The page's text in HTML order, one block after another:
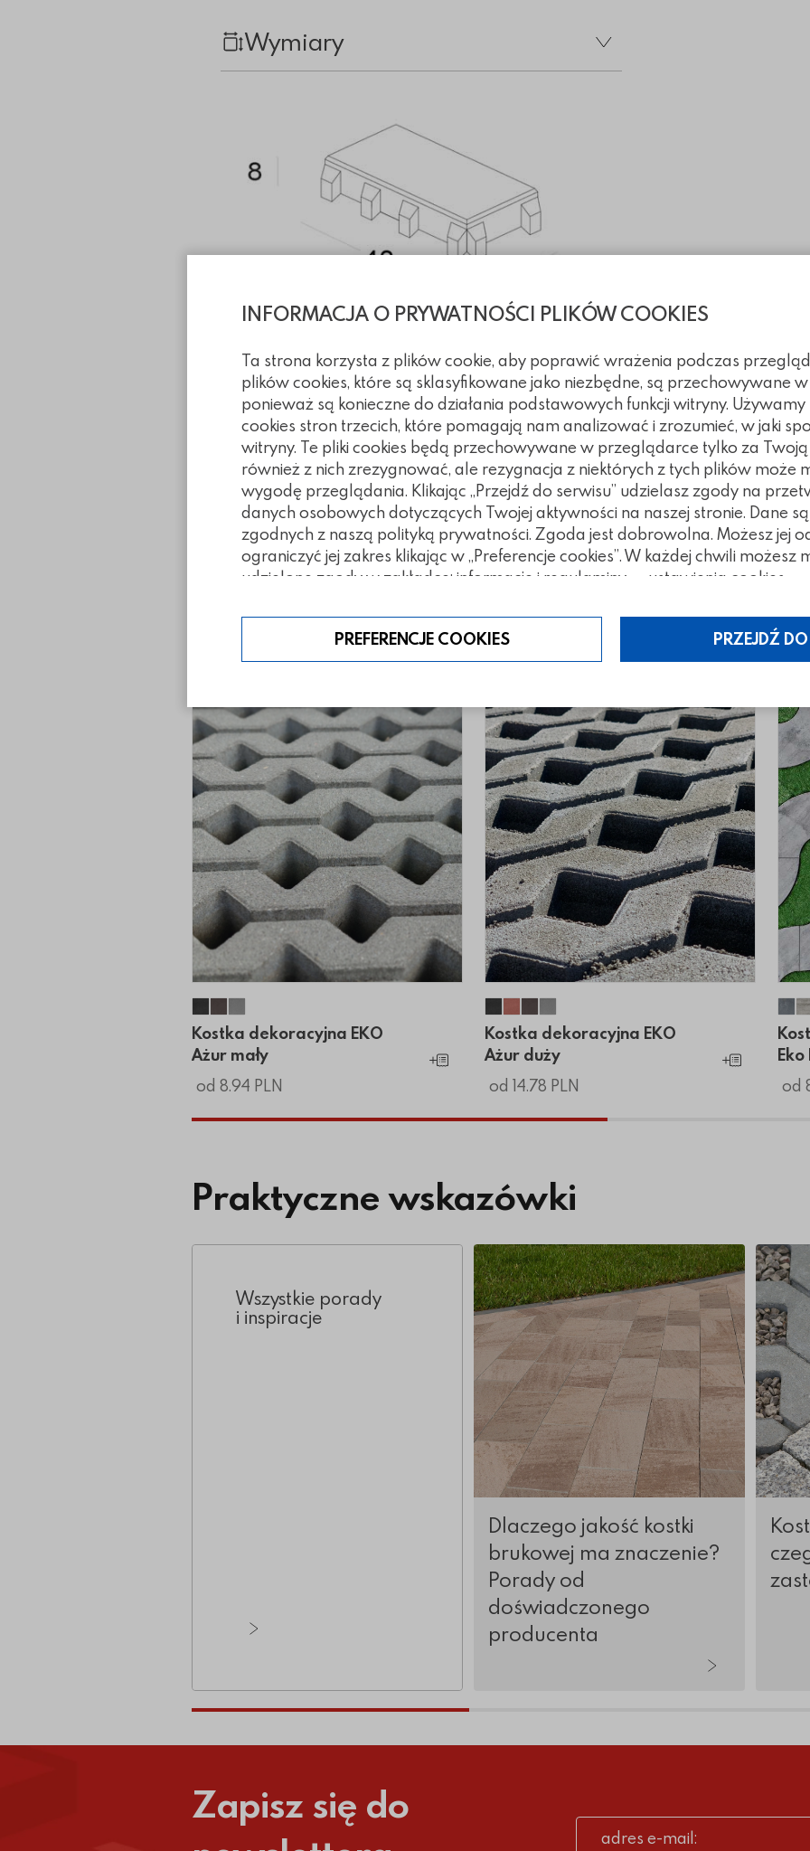
INFORMACJA O PRYWATNOŚCI PLIKÓW COOKIES
Ta strona korzysta z plików cookie, aby poprawić wrażenia podczas
plików cookies, które są sklasyfikowane jako niezbędne, są przechowywane
ponieważ są konieczne do działania podstawowych funkcji witryny.
cookies stron trzecich, które pomagają nam analizować i zrozumieć, w jaki
witryny. Te pliki cookies będą przechowywane w przeglądarce tylko za
również z nich zrezygnować, ale rezygnacja z niektórych z tych plików może
wygodę przeglądania. Klikając „Przejdź do serwisu” udzielasz zgody na
danych osobowych dotyczących Twojej aktywności na naszej stronie. Dane
zgodnych z naszą polityką prywatności. Zgoda jest dobrowolna. Możesz jej
ograniczyć jej zakres klikając w „Preferencje cookies”. W każdej chwili możesz
udzielone zgody w zakładce: informacje i regulaminy — ustawienia cookies.
PREFERENCJE COOKIES PRZEJDŹ
Wymiary
Informacje techniczne
Sposoby ułożenia
Pliki do pobrania
Inne z tej kategorii
Kostka dekoracyjna EKO Ażur mały
Kostka dekoracyjna EKO Ażur mały
Kostka dekoracyjna EKO Ażur mały
Kostka dekoracyjna EKO
Ażur mały
od 8.94 PLN
Dodaj do koszyka
Kostka dekoracyjna EKO Ażur mały
Kostka dekoracyjna EKO Ażur mały
Kostka dekoracyjna EKO Ażur mały
Kostka dekoracyjna EKO Ażur duży
Kostka dekoracyjna EKO
Ażur duży
od 14.78 PLN
Dodaj do Eko
od
Praktyczne wskazówki
Wszystkie porady
i inspiracje
Zobacz wszystkie artykuły
Dlaczego jakość kostki
brukowej ma znaczenie?
Porady od
doświadczonego
producenta
Więcej o Dlaczego jakość kostki brukowejWięcej
Zapisz się do